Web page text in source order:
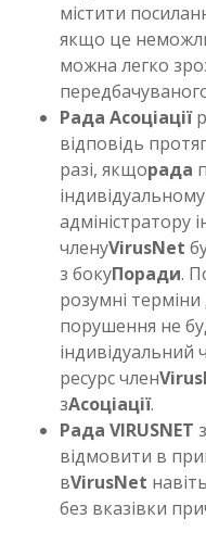
містити
якщо це
можна легко
Рада Асоціації
відповідь
разі, якщорада
адміністратору
членуVirusNet
з бокуПоради.
розумні
порушення не
індивідуальний
ресурс член
зАсоціації.
Рада VIRUSNET
відмовити в
вVirusNet
без вказівки